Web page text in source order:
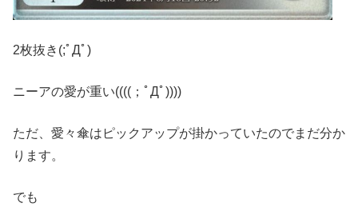
2枚抜き(;ﾟДﾟ)
ニーアの愛が重い((((；ﾟДﾟ))))
ただ、愛々傘はピックアップが掛かっていたのでまだ分か
ります。
でも